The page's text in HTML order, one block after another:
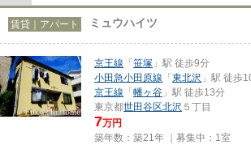
賃貸｜アパート ミュウハイツ
京王線 「笹塚 」駅 徒歩9分
小田急小田原線 「東北沢 」駅 徒歩
京王線 「幡ヶ谷 」駅 徒歩13分
東京都世田谷区北沢 ５丁目
7万円
築年数：築21年 ｜募集中： 1室